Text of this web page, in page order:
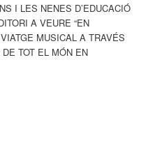
I LES NENES D’EDUCACIÓ
A VEURE “EN
MUSICAL A TRAVÉS
TOT EL MÓN EN